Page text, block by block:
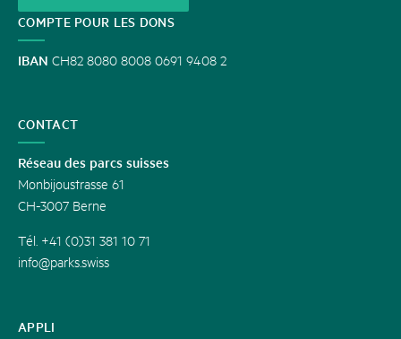
APPLI
COMPTE POUR LES DONS
IBAN CH82 8080 8008 0691 9408 2
CONTACT
Réseau des parcs suisses
Monbijoustrasse 61
CH-3007 Berne
Tél. +41 (0)31 381 10 71
info@parks.swiss